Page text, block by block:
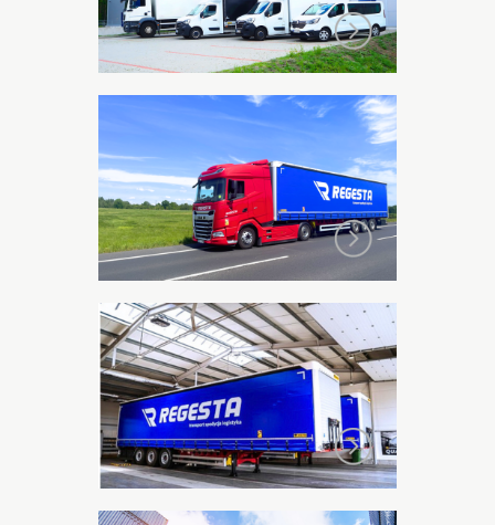
Trucki 3t/6t/12t/24t
Naczepy Standard/Mega/Coilmuld